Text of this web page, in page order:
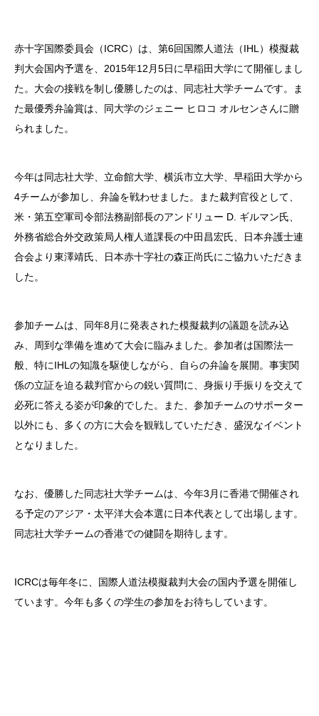
赤十字国際委員会（ICRC）は、第6回国際人道法（IHL）模擬裁
判大会国内予選を、2015年12月5日に早稲田大学にて開催しまし
た。大会の接戦を制し優勝したのは、同志社大学チームです。ま
た最優秀弁論賞は、同大学のジェニー ヒロコ オルセンさんに贈
られました。
今年は同志社大学、立命館大学、横浜市立大学、早稲田大学から
4チームが参加し、弁論を戦わせました。また裁判官役として、
米・第五空軍司令部法務副部長のアンドリュー D. ギルマン氏、
外務省総合外交政策局人権人道課長の中田昌宏氏、日本弁護士連
合会より東澤靖氏、日本赤十字社の森正尚氏にご協力いただきま
した。
参加チームは、同年8月に発表された模擬裁判の議題を読み込
み、周到な準備を進めて大会に臨みました。参加者は国際法一
般、特にIHLの知識を駆使しながら、自らの弁論を展開。事実関
係の立証を迫る裁判官からの鋭い質問に、身振り手振りを交えて
必死に答える姿が印象的でした。また、参加チームのサポーター
以外にも、多くの方に大会を観戦していただき、盛況なイベント
となりました。
なお、優勝した同志社大学チームは、今年3月に香港で開催され
る予定のアジア・太平洋大会本選に日本代表として出場します。
同志社大学チームの香港での健闘を期待します。
ICRCは毎年冬に、国際人道法模擬裁判大会の国内予選を開催し
ています。今年も多くの学生の参加をお待ちしています。